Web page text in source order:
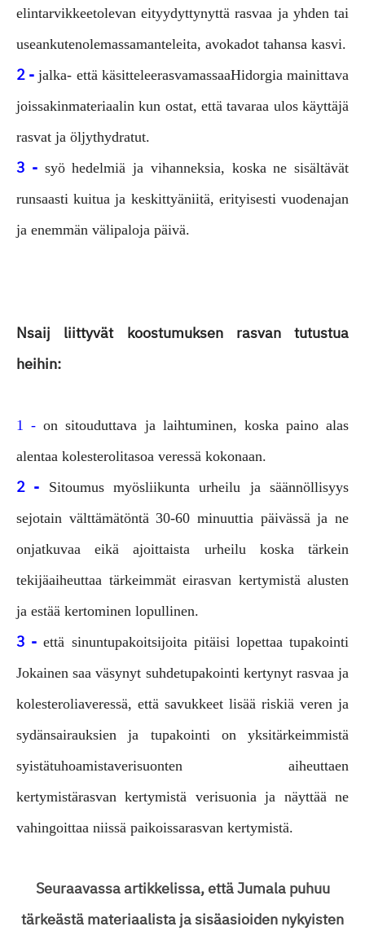
elintarvikkeetolevan eityydyttynyttä rasvaa ja yhden tai
useankutenolemassamanteleita, avokadot tahansa kasvi.
2 - jalka- että käsitteleerasvamassaaHidorgia mainittava
joissakinmateriaalin kun ostat, että tavaraa ulos käyttäjä
rasvat ja öljythydratut.
3 -syö hedelmiä ja vihanneksia, koska ne sisältävät
runsaasti kuitua ja keskittyäniitä, erityisesti vuodenajan
ja enemmän välipaloja päivä.
Nsaij liittyvät koostumuksen rasvan tutustua
heihin:
1 - on sitouduttava ja laihtuminen, koska paino alas
alentaa kolesterolitasoa veressä kokonaan.
2 - Sitoumus myösliikunta urheilu ja säännöllisyys
sejotain välttämätöntä 30-60 minuuttia päivässä ja ne
onjatkuvaa eikä ajoittaista urheilu koska tärkein
tekijäaiheuttaa tärkeimmät eirasvan kertymistä alusten
ja estää kertominen lopullinen.
3 - että sinuntupakoitsijoita pitäisi lopettaa tupakointi
Jokainen saa väsynyt suhdetupakointi kertynyt rasvaa ja
kolesteroliaveressä, että savukkeet lisää riskiä veren ja
sydänsairauksien ja tupakointi on yksitärkeimmistä
syistätuhoamistaverisuonten aiheuttaen
kertymistärasvan kertymistä verisuonia ja näyttää ne
vahingoittaa niissä paikoissarasvan kertymistä.
Seuraavassa artikkelissa, että Jumala puhuu
tärkeästä materiaalista ja sisäasioiden nykyisten